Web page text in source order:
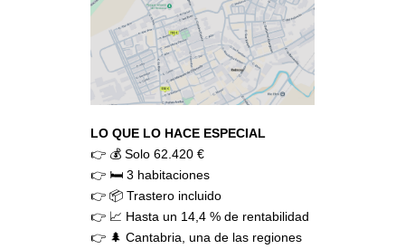
LO QUE LO HACE ESPECIAL
👉 💰 Solo 62.420 €
👉 🛏️ 3 habitaciones
👉 📦 Trastero incluido
👉 📈 Hasta un 14,4 % de rentabilidad
👉 🌲 Cantabria, una de las regiones